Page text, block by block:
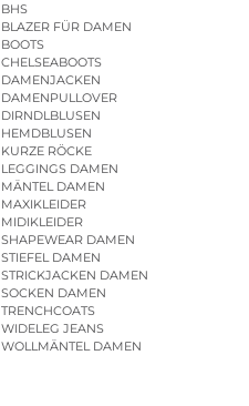
BHS
BLAZER FÜR DAMEN
BOOTS
CHELSEABOOTS
DAMENJACKEN
DAMENPULLOVER
DIRNDLBLUSEN
HEMDBLUSEN
KURZE RÖCKE
LEGGINGS DAMEN
MÄNTEL DAMEN
MAXIKLEIDER
MIDIKLEIDER
SHAPEWEAR DAMEN
STIEFEL DAMEN
STRICKJACKEN DAMEN
SOCKEN DAMEN
TRENCHCOATS
WIDELEG JEANS
WOLLMÄNTEL DAMEN